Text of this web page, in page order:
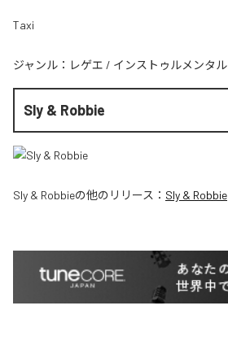
Taxi
ジャンル： レゲエ / インストゥルメンタル
Sly & Robbie
Sly & Robbieの他のリリース： Sly & Robbie